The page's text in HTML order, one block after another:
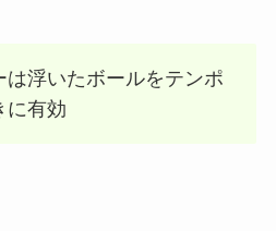
は浮いたボールをテンポ
に有効